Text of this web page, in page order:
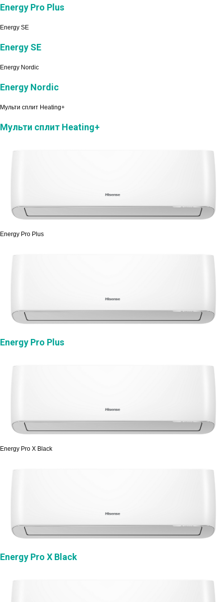
Energy Pro Plus
Energy SE
Energy SE
Energy Nordic
Energy Nordic
Мульти сплит Heating+
Мульти сплит Heating+
Energy Pro Plus
Energy Pro Plus
Energy Pro X Black
Energy Pro X Black